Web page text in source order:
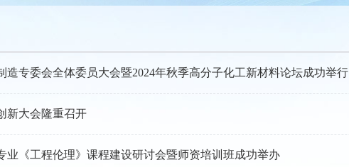
造专委会全体委员大会暨2024年秋季高分子化工新材料论坛成功举行
新大会隆重召开
业《工程伦理》课程建设研讨会暨师资培训班成功举办